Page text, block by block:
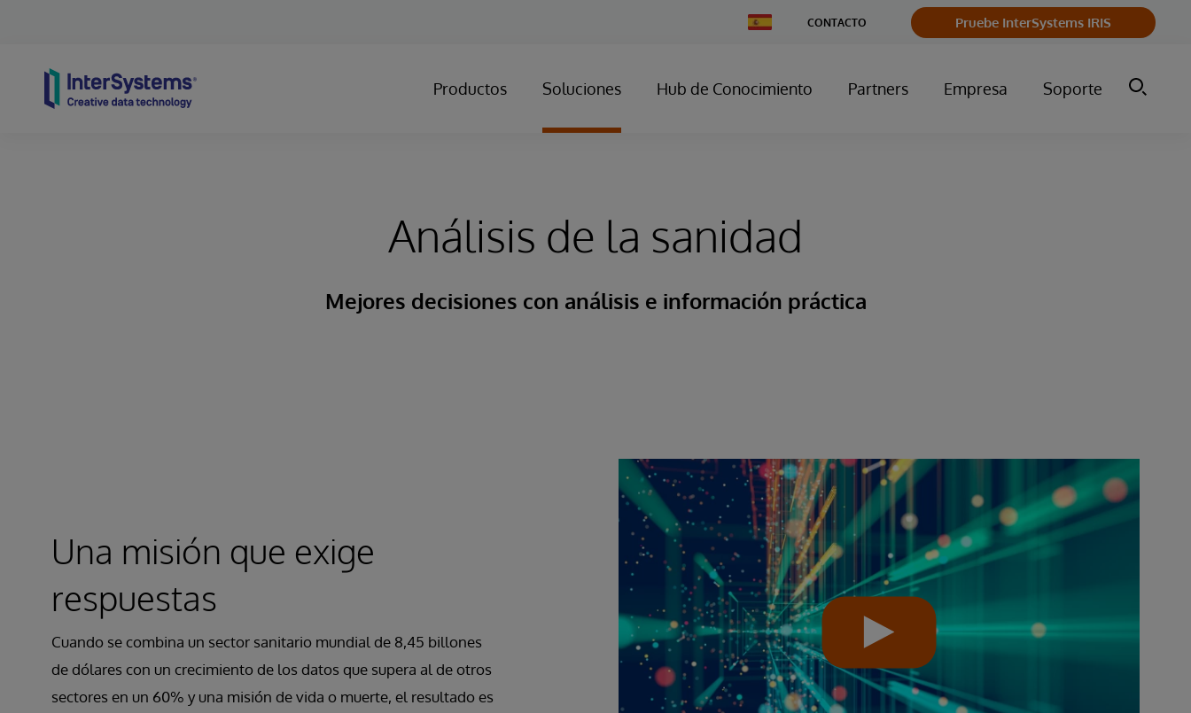
Change
Country
CONTACTO Pruebe InterSystems IRIS
Productos Soluciones Hub de Conocimiento Partners Empresa Soporte
Análisis de la sanidad
Mejores decisiones con análisis e información práctica
Una misión que exige
respuestas
Cuando se combina un sector sanitario mundial de 8,45 billones
de dólares con un crecimiento de los datos que supera al de otros
sectores en un 60% y una misión de vida o muerte, el resultado es